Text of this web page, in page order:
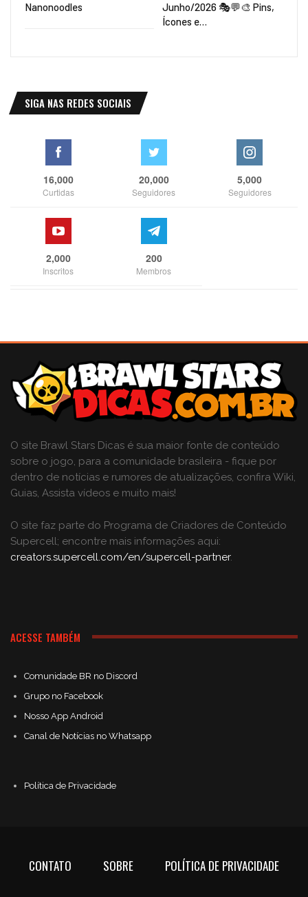
Nanonoodles
Junho/2026 🎭💬🎨 Pins,
Ícones e…
SIGA NAS REDES SOCIAIS
16,000
Curtidas
20,000
Seguidores
5,000
Seguidores
2,000
Inscritos
200
Membros
O site Brawl Stars Dicas é sua maior fonte de conteúdo
sobre o jogo, para a comunidade brasileira - fique por
dentro de notícias e rumores de atualizações, confira Wiki,
Guias, Assista vídeos e muito mais!
O site faz parte do Programa de Criadores de Conteúdo
Supercell; encontre mais informações aqui:
creators.supercell.com/en/supercell-partner.
ACESSE TAMBÉM
Comunidade BR no Discord
Grupo no Facebook
Nosso App Android
Canal de Notícias no Whatsapp
Política de Privacidade
CONTATO SOBRE POLÍTICA DE PRIVACIDADE